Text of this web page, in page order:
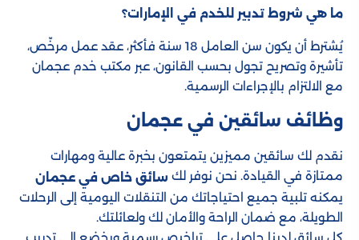
ما هي شروط تدبير للخدم في الإمارات؟
يُشترط أن يكون سن العامل 18 سنة فأكثر، عقد عمل مرخّص،
تأشيرة وتصريح تجول بحسب القانون، عبر مكتب خدم عجمان
مع الالتزام بالإجراءات الرسمية.
وظائف سائقين​ في عجمان
نقدم لك سائقين مميزين يتمتعون بخبرة عالية ومهارات
ممتازة في القيادة. نحن نوفر لك سائق خاص في عجمان
يمكنه تلبية جميع احتياجاتك من التنقلات اليومية إلى الرحلات
الطويلة، مع ضمان الراحة والأمان لك ولعائلتك.